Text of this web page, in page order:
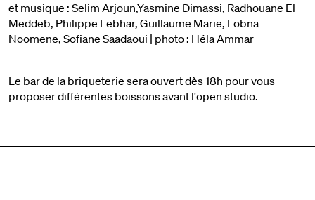
et musique : Selim Arjoun,Yasmine Dimassi, Radhouane El
Meddeb, Philippe Lebhar, Guillaume Marie, Lobna
Noomene, Sofiane Saadaoui | photo : Héla Ammar
Le bar de la briqueterie sera ouvert dès 18h pour vous
proposer différentes boissons avant l'open studio.